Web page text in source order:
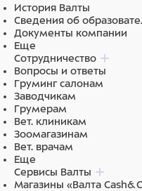
Состав
Полипропилен
История Валты
Сведения об
Документы компании
Еще
Сотрудничество
Вопросы и ответы
Груминг салонам
Заводчикам
Грумерам
Вет. клиникам
Зоомагазинам
Вет. врачам
Еще
Сервисы Валты
Магазины «Валта